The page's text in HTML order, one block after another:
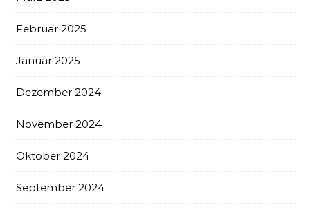
Februar 2025
Januar 2025
Dezember 2024
November 2024
Oktober 2024
September 2024